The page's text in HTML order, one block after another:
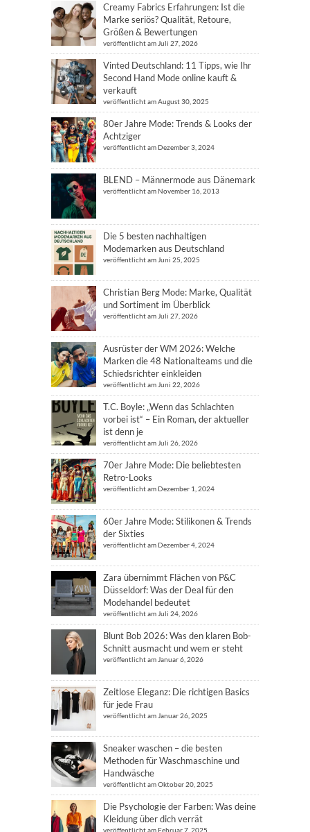
Creamy Fabrics Erfahrungen: Ist die
Marke seriös? Qualität, Retoure,
Größen & Bewertungen
veröffentlicht am Juli 27, 2026
Vinted Deutschland: 11 Tipps, wie Ihr
Second Hand Mode online kauft &
verkauft
veröffentlicht am August 30, 2025
80er Jahre Mode: Trends & Looks der
Achtziger
veröffentlicht am Dezember 3, 2024
BLEND – Männermode aus Dänemark
veröffentlicht am November 16, 2013
Die 5 besten nachhaltigen
Modemarken aus Deutschland
veröffentlicht am Juni 25, 2025
Christian Berg Mode: Marke, Qualität
und Sortiment im Überblick
veröffentlicht am Juli 27, 2026
Ausrüster der WM 2026: Welche
Marken die 48 Nationalteams und die
Schiedsrichter einkleiden
veröffentlicht am Juni 22, 2026
T.C. Boyle: „Wenn das Schlachten
vorbei ist“ – Ein Roman, der aktueller
ist denn je
veröffentlicht am Juli 26, 2026
70er Jahre Mode: Die beliebtesten
Retro-Looks
veröffentlicht am Dezember 1, 2024
60er Jahre Mode: Stilikonen & Trends
der Sixties
veröffentlicht am Dezember 4, 2024
Zara übernimmt Flächen von P&C
Düsseldorf: Was der Deal für den
Modehandel bedeutet
veröffentlicht am Juli 24, 2026
Blunt Bob 2026: Was den klaren Bob-
Schnitt ausmacht und wem er steht
veröffentlicht am Januar 6, 2026
Zeitlose Eleganz: Die richtigen Basics
für jede Frau
veröffentlicht am Januar 26, 2025
Sneaker waschen – die besten
Methoden für Waschmaschine und
Handwäsche
veröffentlicht am Oktober 20, 2025
Die Psychologie der Farben: Was deine
Kleidung über dich verrät
veröffentlicht am Februar 7, 2025